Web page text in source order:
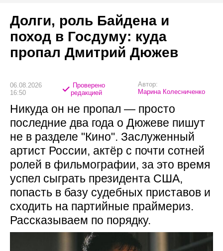
Долги, роль Байдена и
поход в Госдуму: куда
пропал Дмитрий Дюжев
06.08.2026
16:50
Проверено
редакцией
Автор:
Марина Колесниченко
Никуда он не пропал — просто
последние два года о Дюжеве пишут
не в разделе "Кино". Заслуженный
артист России, актёр с почти сотней
ролей в фильмографии, за это время
успел сыграть президента США,
попасть в базу судебных приставов и
сходить на партийные праймериз.
Рассказываем по порядку.